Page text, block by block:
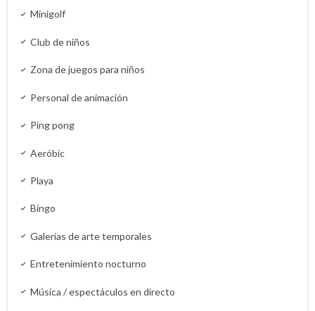
Minigolf
Club de niños
Zona de juegos para niños
Personal de animación
Ping pong
Aeróbic
Playa
Bingo
Galerías de arte temporales
Entretenimiento nocturno
Música / espectáculos en directo